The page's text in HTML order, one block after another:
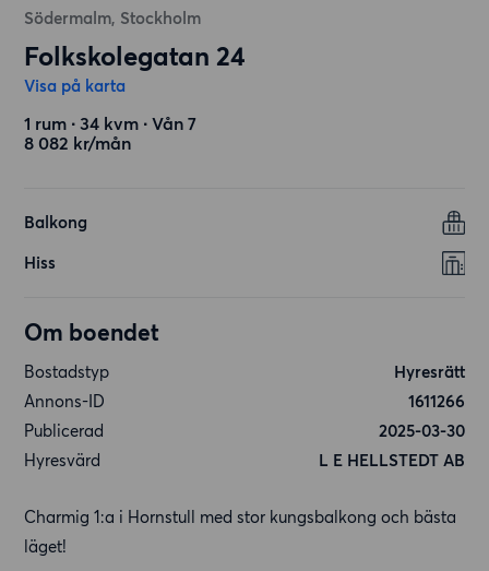
Södermalm, Stockholm
Folkskolegatan 24
Visa på karta
1 rum ∙ 34 kvm ∙ Vån 7
8 082 kr/mån
Balkong
Hiss
Om boendet
Bostadstyp
Hyresrätt
Annons-ID
1611266
Publicerad
2025-03-30
Hyresvärd
L E HELLSTEDT AB
Charmig 1:a i Hornstull med stor kungsbalkong och bästa
läget!